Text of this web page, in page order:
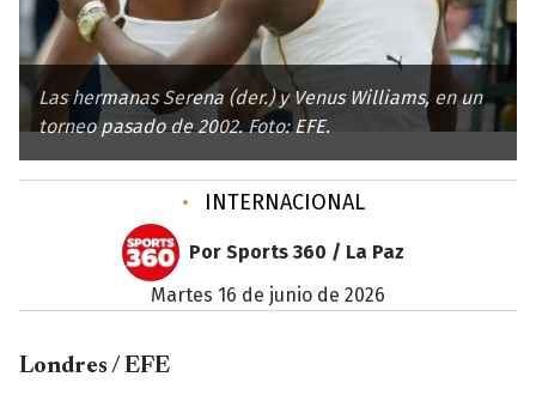
Las hermanas Serena (der.) y Venus Williams, en un
torneo pasado de 2002. Foto: EFE.
• INTERNACIONAL
Por Sports 360 / La Paz
martes 16 de junio de 2026
Londres / EFE